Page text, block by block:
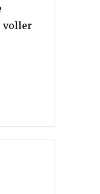
voller